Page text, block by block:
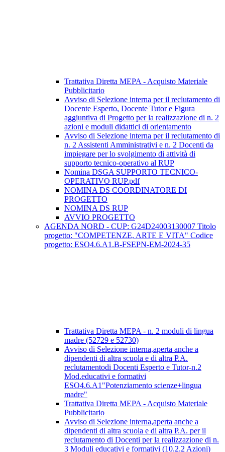
Trattativa Diretta MEPA - Acquisto Materiale
Pubblicitario
Avviso di Selezione interna per il reclutamento di
Docente Esperto, Docente Tutor e Figura
aggiuntiva di Progetto per la realizzazione di n. 2
azioni e moduli didattici di orientamento
Avviso di Selezione interna per il reclutamento di
n. 2 Assistenti Amministrativi e n. 2 Docenti da
impiegare per lo svolgimento di attività di
supporto tecnico-operativo al RUP
Nomina DSGA SUPPORTO TECNICO-
OPERATIVO RUP.pdf
NOMINA DS COORDINATORE DI
PROGETTO
NOMINA DS RUP
AVVIO PROGETTO
AGENDA NORD - CUP: G24D24003130007 Titolo
progetto: "COMPETENZE, ARTE E VITA" Codice
progetto: ESO4.6.A1.B-FSEPN-EM-2024-35
Trattativa Diretta MEPA - n. 2 moduli di lingua
madre (52729 e 52730)
Avviso di Selezione interna,aperta anche a
dipendenti di altra scuola e di altra P.A.
reclutamentodi Docenti Esperto e Tutor-n.2
Mod.educativi e formativi
ESO4.6.A1"Potenziamento scienze+lingua
madre"
Trattativa Diretta MEPA - Acquisto Materiale
Pubblicitario
Avviso di Selezione interna,aperta anche a
dipendenti di altra scuola e di altra P.A. per il
reclutamento di Docenti per la realizzazione di n.
3 Moduli educativi e formativi (10.2.2 Azioni)